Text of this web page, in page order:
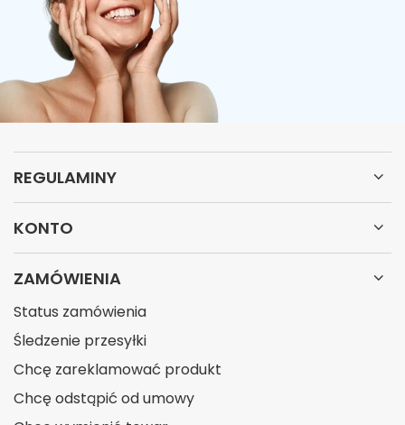
REGULAMINY
KONTO
ZAMÓWIENIA
Status zamówienia
Śledzenie przesyłki
Chcę zareklamować produkt
Chcę odstąpić od umowy